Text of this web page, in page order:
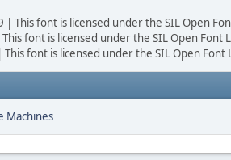
| This font is licensed under the SIL Open
font is licensed under the SIL Open Font
font is licensed under the SIL Open Font
Machines